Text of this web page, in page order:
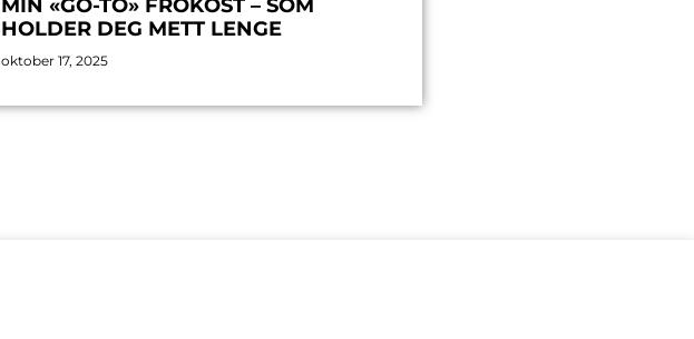
MIN «GO-TO» FROKOST – SOM
HOLDER DEG METT LENGE
oktober 17, 2025